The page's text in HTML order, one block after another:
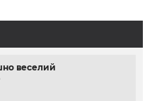
веселий